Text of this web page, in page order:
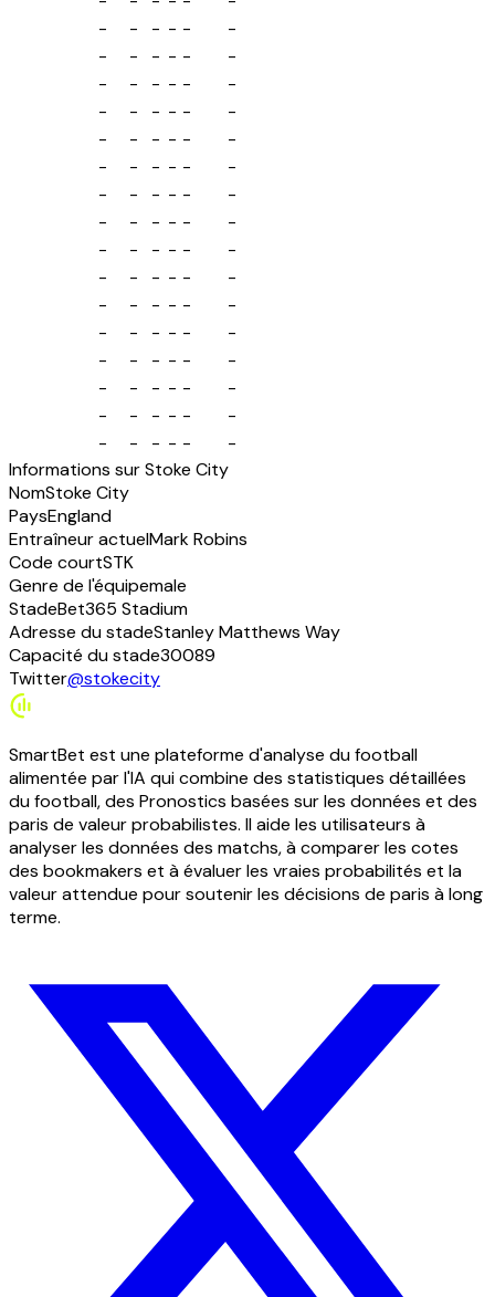
-
- - - -
-
-
- - - -
-
-
- - - -
-
-
- - - -
-
-
- - - -
-
-
- - - -
-
-
- - - -
-
-
- - - -
-
-
- - - -
-
-
- - - -
-
-
- - - -
-
-
- - - -
-
-
- - - -
-
-
- - - -
-
-
- - - -
-
-
- - - -
-
Informations sur Stoke City
NomStoke City
PaysEngland
Entraîneur actuelMark Robins
Code courtSTK
Genre de l'équipemale
StadeBet365 Stadium
Adresse du stadeStanley Matthews Way
Capacité du stade30089
Twitter@stokecity
SmartBet est une plateforme d'analyse du football
alimentée par l'IA qui combine des statistiques détaillées
du football, des Pronostics basées sur les données et des
paris de valeur probabilistes. Il aide les utilisateurs à
analyser les données des matchs, à comparer les cotes
des bookmakers et à évaluer les vraies probabilités et la
valeur attendue pour soutenir les décisions de paris à long
terme.